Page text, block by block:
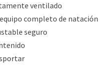
ventilado
completo de natación
seguro